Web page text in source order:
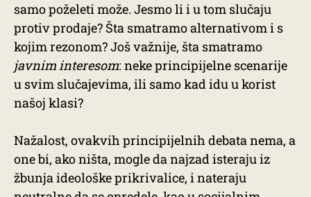
samo poželeti može. Jesmo li i u tom slučaju
protiv prodaje? Šta smatramo alternativom i s
kojim rezonom? Još važnije, šta smatramo
javnim interesom: neke principijelne scenarije
u svim slučajevima, ili samo kad idu u korist
našoj klasi?
Nažalost, ovakvih principijelnih debata nema, a
one bi, ako ništa, mogle da najzad isteraju iz
žbunja ideološke prikrivalice, i nateraju